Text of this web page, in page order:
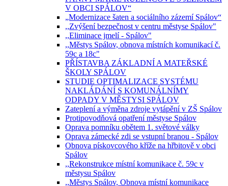
V OBCI SPÁLOV“
„Modernizace šaten a sociálního zázemí Spálov“
,,Zvýšení bezpečnost v centru městyse Spálov"
,,Eliminace jmelí - Spálov"
,,Městys Spálov, obnova místních komunikací č.
59c a 18c"
PŘÍSTAVBA ZÁKLADNÍ A MATEŘSKÉ
ŠKOLY SPÁLOV
STUDIE OPTIMALIZACE SYSTÉMU
NAKLÁDÁNÍ S KOMUNÁLNÍMY
ODPADY V MĚSTYSI SPÁLOV
Zateplení a výměna zdroje vytápění v ZŠ Spálov
Protipovodňová opatření městyse Spálov
Oprava pomníku obětem 1. světové války
Oprava zámecké zdi se vstupní branou - Spálov
Obnova pískovcového kříže na hřbitově v obci
Spálov
,,Rekonstrukce místní komunikace č. 59c v
městysu Spálov
,,Městys Spálov, Obnova místní komunikace